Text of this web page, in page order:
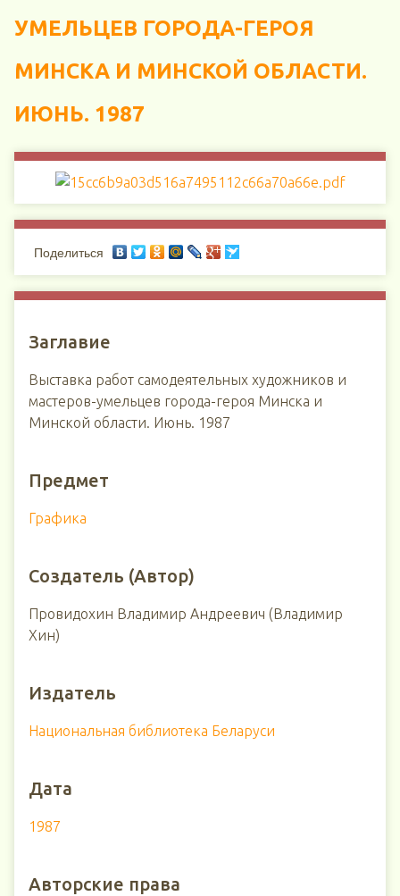
УМЕЛЬЦЕВ ГОРОДА-ГЕРОЯ
МИНСКА И МИНСКОЙ ОБЛАСТИ.
ИЮНЬ. 1987
Поделиться
Заглавие
Выставка работ самодеятельных художников и
мастеров-умельцев города-героя Минска и
Минской области. Июнь. 1987
Предмет
Графика
Создатель (Автор)
Провидохин Владимир Андреевич (Владимир
Хин)
Издатель
Национальная библиотека Беларуси
Дата
1987
Авторские права